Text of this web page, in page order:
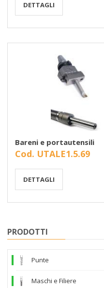
DETTAGLI
Bareni e portautensili
Cod. UTALE1.5.69
DETTAGLI
PRODOTTI
Punte
Maschi e Filiere